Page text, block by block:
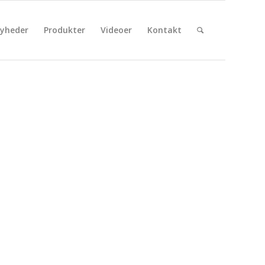
Produkter Videoer Kontakt